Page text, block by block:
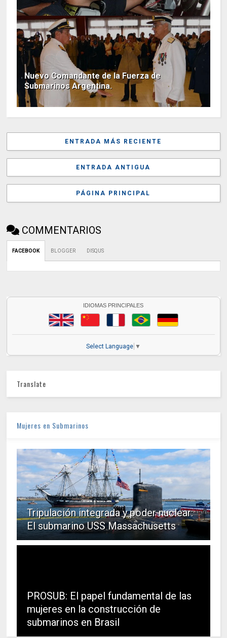
Nuevo Comandante de la Fuerza de
Submarinos Argentina.
ENTRADA MÁS RECIENTE
ENTRADA ANTIGUA
PÁGINA PRINCIPAL
COMMENTARIOS
FACEBOOK BLOGGER DISQUS
IDIOMAS PRINCIPALES
Select Language ▼
Translate
Mujeres en Submarinos
Tripulación integrada y poder nuclear:
El submarino USS Massachusetts
PROSUB: El papel fundamental de las
mujeres en la construcción de
submarinos en Brasil